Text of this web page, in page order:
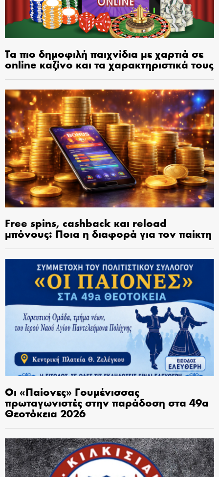
Τα πιο δημοφιλή παιχνίδια με χαρτιά σε
online καζίνο και τα χαρακτηριστικά τους
Free spins, cashback και reload
μπόνους: Ποια η διαφορά για τον παίκτη
Οι «Παίονες» Γουμένισσας
πρωταγωνιστές στην παράδοση στα 49α
Θεοτόκεια 2026